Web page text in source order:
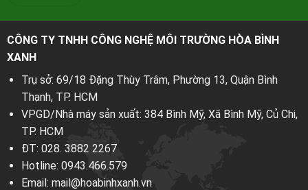
CÔNG TY TNHH CÔNG NGHỆ MÔI TRƯỜNG HÒA BÌNH
XANH
Trụ sở: 69/18 Đặng Thùy Trâm, Phường 13, Quận Bình
Thạnh, TP. HCM
VPGD/Nhà máy sản xuất: 384 Bình Mỹ, Xã Bình Mỹ, Củ Chi,
TP. HCM
ĐT: 028. 3882 2267
Hotline: 0943.466.579
Email: mail@hoabinhxanh.vn